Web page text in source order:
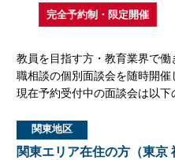
完全予約制・限定開催
教員を目指す方・教育業界で
職相談の個別面談会を随時開催
現在予約受付中の面談会は以下
関東地区
関東エリア在住の方（東京